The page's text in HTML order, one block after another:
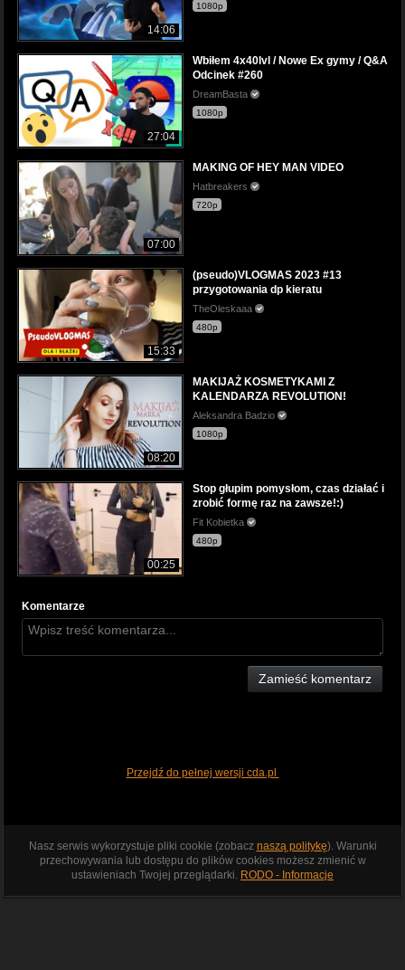
14:06
1080p
27:04
Wbiłem 4x40lvl / Nowe Ex gymy / Q&A
Odcinek #260
DreamBasta
1080p
07:00
MAKING OF HEY MAN VIDEO
Hatbreakers
720p
15:33
(pseudo)VLOGMAS 2023 #13
przygotowania dp kieratu
TheOleskaaa
480p
08:20
MAKIJAŻ KOSMETYKAMI Z
KALENDARZA REVOLUTION!
Aleksandra Badzio
1080p
00:25
Stop głupim pomysłom, czas działać i
zrobić formę raz na zawsze!:)
Fit Kobietka
480p
Komentarze
Zamieść komentarz
Przejdź do pełnej wersji cda.pl
Nasz serwis wykorzystuje pliki cookie (zobacz naszą politykę). Warunki
przechowywania lub dostępu do plików cookies możesz zmienić w
ustawieniach Twojej przeglądarki. RODO - Informacje